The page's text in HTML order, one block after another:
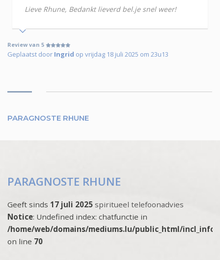
Lieve Rhune, Bedankt lieverd bel.je snel weer!
Review van 5
Geplaatst door Ingrid op vrijdag 18 juli 2025 om 23u13
PARAGNOSTE RHUNE
PARAGNOSTE RHUNE
Geeft sinds 17 juli 2025 spiritueel telefoonadvies
Notice: Undefined index: chatfunctie in
/home/web/domains/mediums.lu/public_html/
on line 70